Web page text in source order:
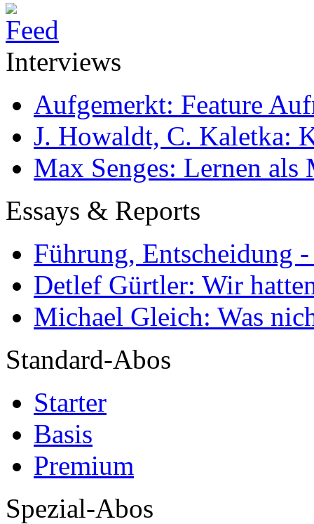
Interviews
Aufgemerkt: Feature
J. Howaldt, C. Kaletka:
Max Senges: Lernen als
Essays & Reports
Führung, Entscheidung
Detlef Gürtler: Wir
Michael Gleich: Was
Standard-Abos
Starter
Basis
Premium
Spezial-Abos